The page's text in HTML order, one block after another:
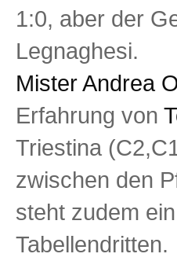
1:0, aber der
Legnaghesi.
Mister Andrea
Erfahrung von
Triestina
zwischen den
steht zudem
Tabellendritten.